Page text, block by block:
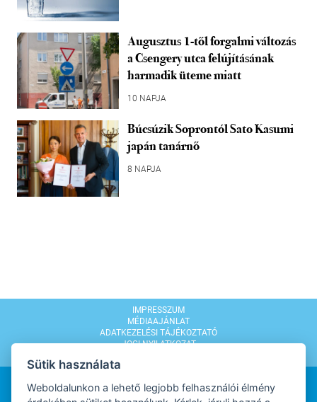
Augusztus 1-től forgalmi változás
a Csengery utca felújításának
harmadik üteme miatt
10 NAPJA
Búcsúzik Soprontól Sato Kasumi
japán tanárnő
8 NAPJA
IMPRESSZUM
MÉDIAAJÁNLAT
ADATKEZELÉSI TÁJÉKOZTATÓ
JOGI NYILATKOZAT
Sütik használata
Weboldalunkon a lehető legjobb felhasználói élmény